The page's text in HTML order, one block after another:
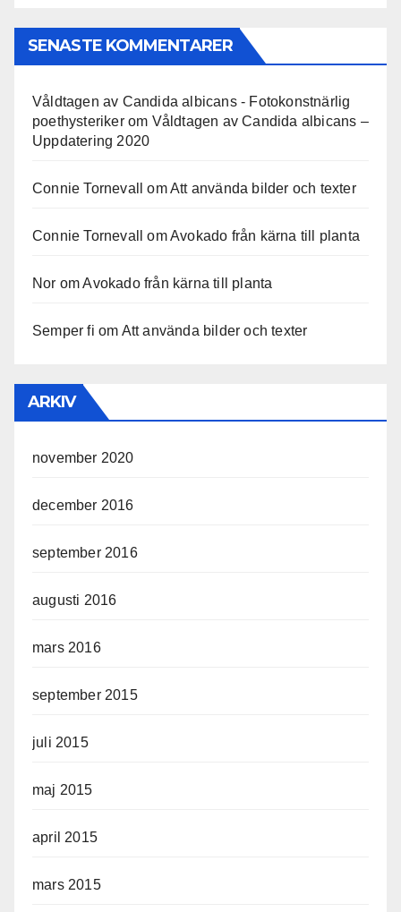
SENASTE KOMMENTARER
Våldtagen av Candida albicans - Fotokonstnärlig
poethysterikerom Våldtagen av Candida albicans –
Uppdatering 2020
Connie Tornevall omAtt använda bilder och texter
Connie Tornevall omAvokado från kärna till planta
Nor omAvokado från kärna till planta
Semper fi om Att använda bilder och texter
ARKIV
november 2020
december 2016
september 2016
augusti 2016
mars 2016
september 2015
juli 2015
maj 2015
april 2015
mars 2015